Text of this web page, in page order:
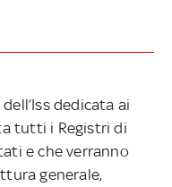
dedicata ai
tutti i Registri di
e che verranno
generale,